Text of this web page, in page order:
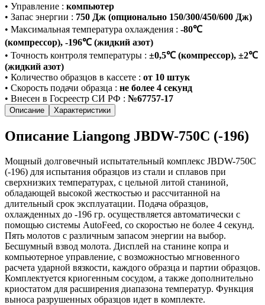
• Управление : компьютер
• Запас энергии : 750 Дж (опционально 150/300/450/600 Дж)
• Максимальная температура охлаждения : -80℃
(компрессор), -196℃ (жидкий азот)
• Точность контроля температуры : ±0,5℃ (компрессор), ±2℃
(жидкий азот)
• Количество образцов в кассете : от 10 штук
• Скорость подачи образца : не более 4 секунд
• Внесен в Госреестр СИ РФ : №67757-17
Описание Характеристики
Описание Liangong JBDW-750C (-196)
Мощный долговечный испытательный комплекс JBDW-750C
(-196) для испытания образцов из стали и сплавов при
сверхнизких температурах, с цельной литой станиной,
обладающей высокой жесткостью и рассчитанной на
длительный срок эксплуатации. Подача образцов,
охлажденных до -196 гр. осуществляется автоматически с
помощью системы AutoFeed, со скоростью не более 4 секунд.
Пять молотов с различным запасом энергии на выбор.
Бесшумный взвод молота. Дисплей на станине копра и
компьютерное управление, с возможностью мгновенного
расчета ударной вязкости, каждого образца и партии образцов.
Комплектуется криогенным сосудом, а также дополнительно
криостатом для расширения диапазона температур. Функция
выноса разрушенных образцов идет в комплекте.